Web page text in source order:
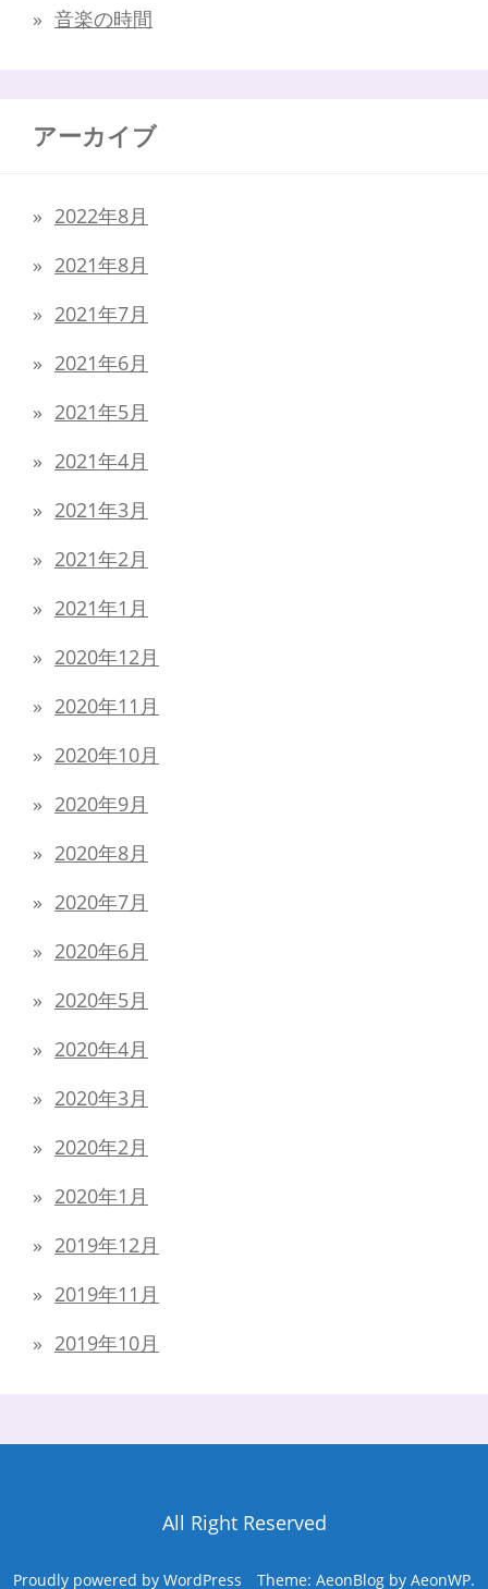
音楽の時間
アーカイブ
2022年8月
2021年8月
2021年7月
2021年6月
2021年5月
2021年4月
2021年3月
2021年2月
2021年1月
2020年12月
2020年11月
2020年10月
2020年9月
2020年8月
2020年7月
2020年6月
2020年5月
2020年4月
2020年3月
2020年2月
2020年1月
2019年12月
2019年11月
2019年10月
All Right Reserved
Proudly powered by WordPress Theme: AeonBlog by AeonWP.